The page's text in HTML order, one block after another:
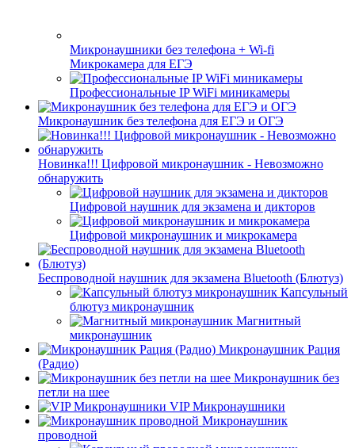
Микронаушники без телефона + Wi-fi
Микрокамера для ЕГЭ
Профессиональные IP WiFi миникамеры
Микронаушник без телефона для ЕГЭ и ОГЭ
Новинка!!! Цифровой микронаушник - Невозможно
обнаружить
Цифровой наушник для экзамена и дикторов
Цифровой микронаушник и микрокамера
Беспроводной наушник для экзамена Bluetooth (Блютуз)
Капсульный
блютуз микронаушник
Магнитный
микронаушник
Микронаушник Рация
(Радио)
Микронаушник без
петли на шее
VIP Микронаушники
Микронаушник
проводной